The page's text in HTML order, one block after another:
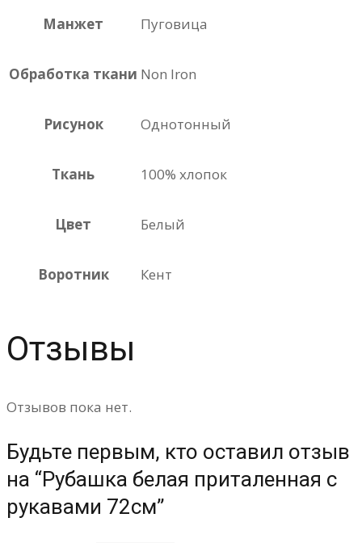
Манжет Пуговица
Обработка ткани Non Iron
Рисунок Однотонный
Ткань 100% хлопок
Цвет Белый
Воротник Кент
Отзывы
Отзывов пока нет.
Будьте первым, кто оставил отзыв
на “Рубашка белая приталенная с
рукавами 72см”